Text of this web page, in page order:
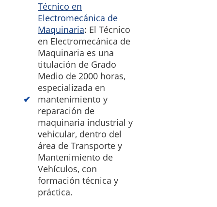
Técnico en
Electromecánica de
Maquinaria: El Técnico
en Electromecánica de
Maquinaria es una
titulación de Grado
Medio de 2000 horas,
especializada en
mantenimiento y
reparación de
maquinaria industrial y
vehicular, dentro del
área de Transporte y
Mantenimiento de
Vehículos, con
formación técnica y
práctica.